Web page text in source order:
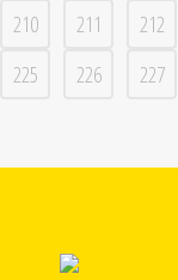
210
211 212
225
226 227